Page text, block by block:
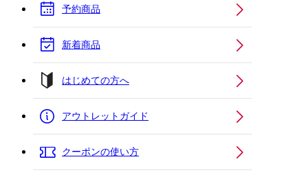
予約商品
新着商品
はじめての方へ
アウトレットガイド
クーポンの使い方